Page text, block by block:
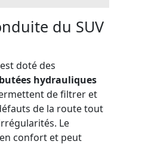
du SUV
est doté des
hydrauliques
de filtrer et
de la route tout
Le
confort et peut